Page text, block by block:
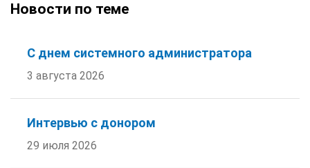
Новости по теме
С днем системного администратора
3 августа 2026
Интервью с донором
29 июля 2026